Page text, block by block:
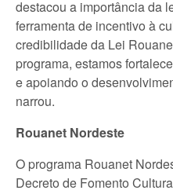
destacou a importância da
ferramenta de incentivo à
credibilidade da Lei
programa, estamos
e apoiando o
narrou.
Rouanet Nordeste
O programa Rouanet
Decreto de Fomento